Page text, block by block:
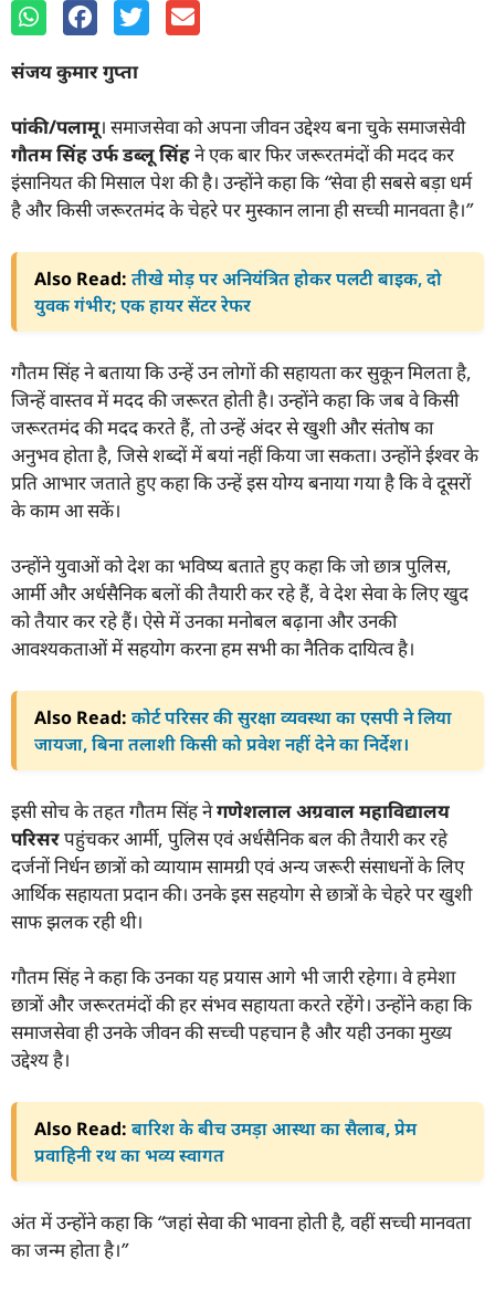
संजय कुमार गुप्ता
पांकी/पलामू। समाजसेवा को अपना जीवन उद्देश्य बना चुके समाजसेवी
गौतम सिंह उर्फ डब्लू सिंहने एक बार फिर जरूरतमंदों की मदद कर
इंसानियत की मिसाल पेश की है। उन्होंने कहा कि“सेवा ही सबसे बड़ा धर्म
है और किसी जरूरतमंद के चेहरे पर मुस्कान लाना ही सच्ची मानवता है।”
Also Read: तीखे मोड़ पर अनियंत्रित होकर पलटी बाइक, दो
युवक गंभीर; एक हायर सेंटर रेफर
गौतम सिंह ने बताया कि उन्हें उन लोगों की सहायता कर सुकून मिलता है,
जिन्हें वास्तव में मदद की जरूरत होती है। उन्होंने कहा कि जब वे किसी
जरूरतमंद की मदद करते हैं, तो उन्हें अंदर से खुशी और संतोष का
अनुभव होता है, जिसे शब्दों में बयां नहीं किया जा सकता। उन्होंने ईश्वर के
प्रति आभार जताते हुए कहा कि उन्हें इस योग्य बनाया गया है कि वे दूसरों
के काम आ सकें।
उन्होंने युवाओं को देश का भविष्य बताते हुए कहा कि जो छात्र पुलिस,
आर्मी और अर्धसैनिक बलों की तैयारी कर रहे हैं, वे देश सेवा के लिए खुद
को तैयार कर रहे हैं। ऐसे में उनका मनोबल बढ़ाना और उनकी
आवश्यकताओं में सहयोग करना हम सभी का नैतिक दायित्व है।
Also Read: कोर्ट परिसर की सुरक्षा व्यवस्था का एसपी ने लिया
जायजा, बिना तलाशी किसी को प्रवेश नहीं देने का निर्देश।
इसी सोच के तहत गौतम सिंह नेगणेशलाल अग्रवाल महाविद्यालय
परिसरपहुंचकर आर्मी, पुलिस एवं अर्धसैनिक बल की तैयारी कर रहे
दर्जनों निर्धन छात्रों को व्यायाम सामग्री एवं अन्य जरूरी संसाधनों के लिए
आर्थिक सहायता प्रदान की। उनके इस सहयोग से छात्रों के चेहरे पर खुशी
साफ झलक रही थी।
गौतम सिंह ने कहा कि उनका यह प्रयास आगे भी जारी रहेगा। वे हमेशा
छात्रों और जरूरतमंदों की हर संभव सहायता करते रहेंगे। उन्होंने कहा कि
समाजसेवा ही उनके जीवन की सच्ची पहचान है और यही उनका मुख्य
उद्देश्य है।
Also Read: बारिश के बीच उमड़ा आस्था का सैलाब, प्रेम
प्रवाहिनी रथ का भव्य स्वागत
अंत में उन्होंने कहा कि“जहां सेवा की भावना होती है, वहीं सच्ची मानवता
का जन्म होता है।”